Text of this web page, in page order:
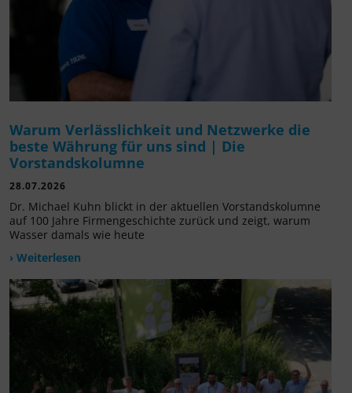
Warum Verlässlichkeit und Netzwerke die
beste Währung für uns sind | Die
Vorstandskolumne
28.07.2026
Dr. Michael Kuhn blickt in der aktuellen Vorstandskolumne
auf 100 Jahre Firmengeschichte zurück und zeigt, warum
Wasser damals wie heute
› Weiterlesen